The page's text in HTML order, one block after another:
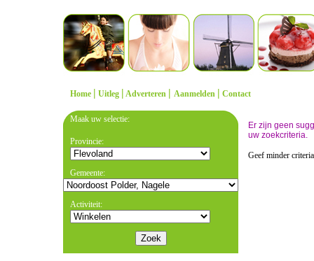
Home | Uitleg | Adverteren | Aanmelden | Contact
Maak uw selectie:
Provincie:
Gemeente:
Activiteit:
Er zijn geen
uw zoekcriteria.
Geef minder